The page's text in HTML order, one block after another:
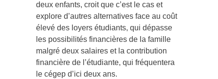
deux enfants, croit que c’est le cas et
explore d’autres alternatives face au coût
élevé des loyers étudiants, qui dépasse
les possibilités financières de la famille
malgré deux salaires et la contribution
financière de l’étudiante, qui fréquentera
le cégep d’ici deux ans.